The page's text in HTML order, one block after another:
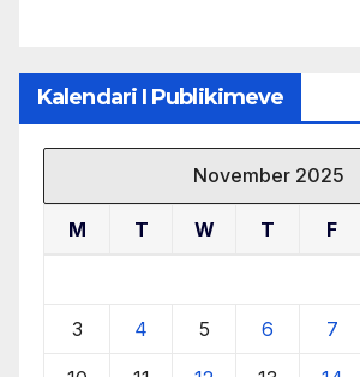
Kalendari I Publikimeve
November 2025
M T W T F
3 4 5 6 7